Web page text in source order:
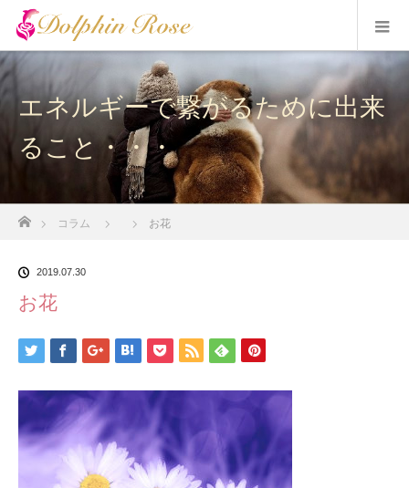
エネルギーで繋がるために出来
ること・・・
コラム お花
2019.07.30
お花